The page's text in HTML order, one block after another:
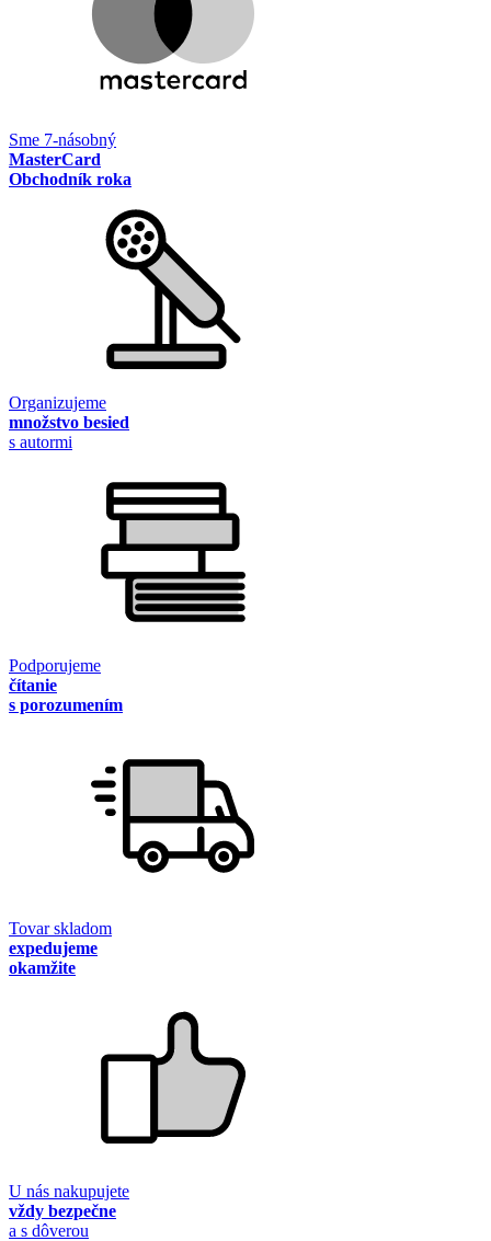
Sme 7-násobný
MasterCard
Obchodník roka
Organizujeme
množstvo besied
s autormi
Podporujeme
čítanie
s porozumením
Tovar skladom
expedujeme
okamžite
U nás nakupujete
vždy bezpečne
a s dôverou